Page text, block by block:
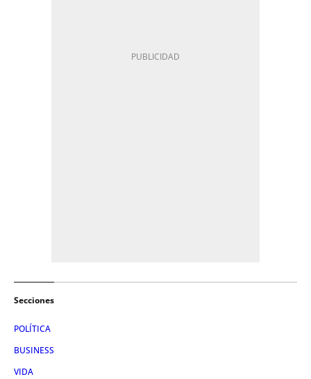
Secciones
POLÍTICA
BUSINESS
VIDA